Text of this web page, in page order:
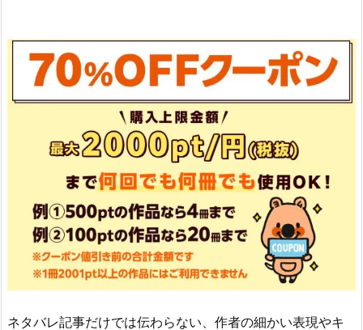
ネタバレ記事だけでは伝わらない、作者の細かい表現やキ